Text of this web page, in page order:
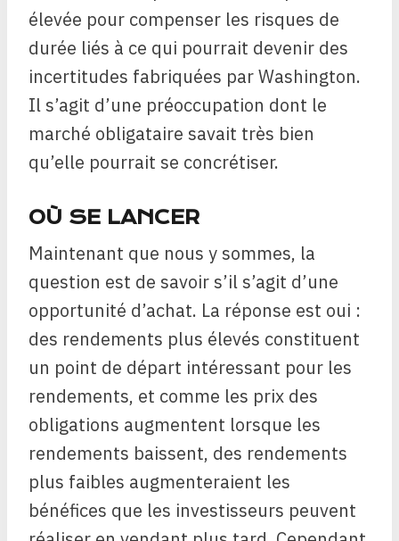
élevée pour compenser les risques de
durée liés à ce qui pourrait devenir des
incertitudes fabriquées par Washington.
Il s’agit d’une préoccupation dont le
marché obligataire savait très bien
qu’elle pourrait se concrétiser.
OÙ SE LANCER
Maintenant que nous y sommes, la
question est de savoir s’il s’agit d’une
opportunité d’achat. La réponse est oui :
des rendements plus élevés constituent
un point de départ intéressant pour les
rendements, et comme les prix des
obligations augmentent lorsque les
rendements baissent, des rendements
plus faibles augmenteraient les
bénéfices que les investisseurs peuvent